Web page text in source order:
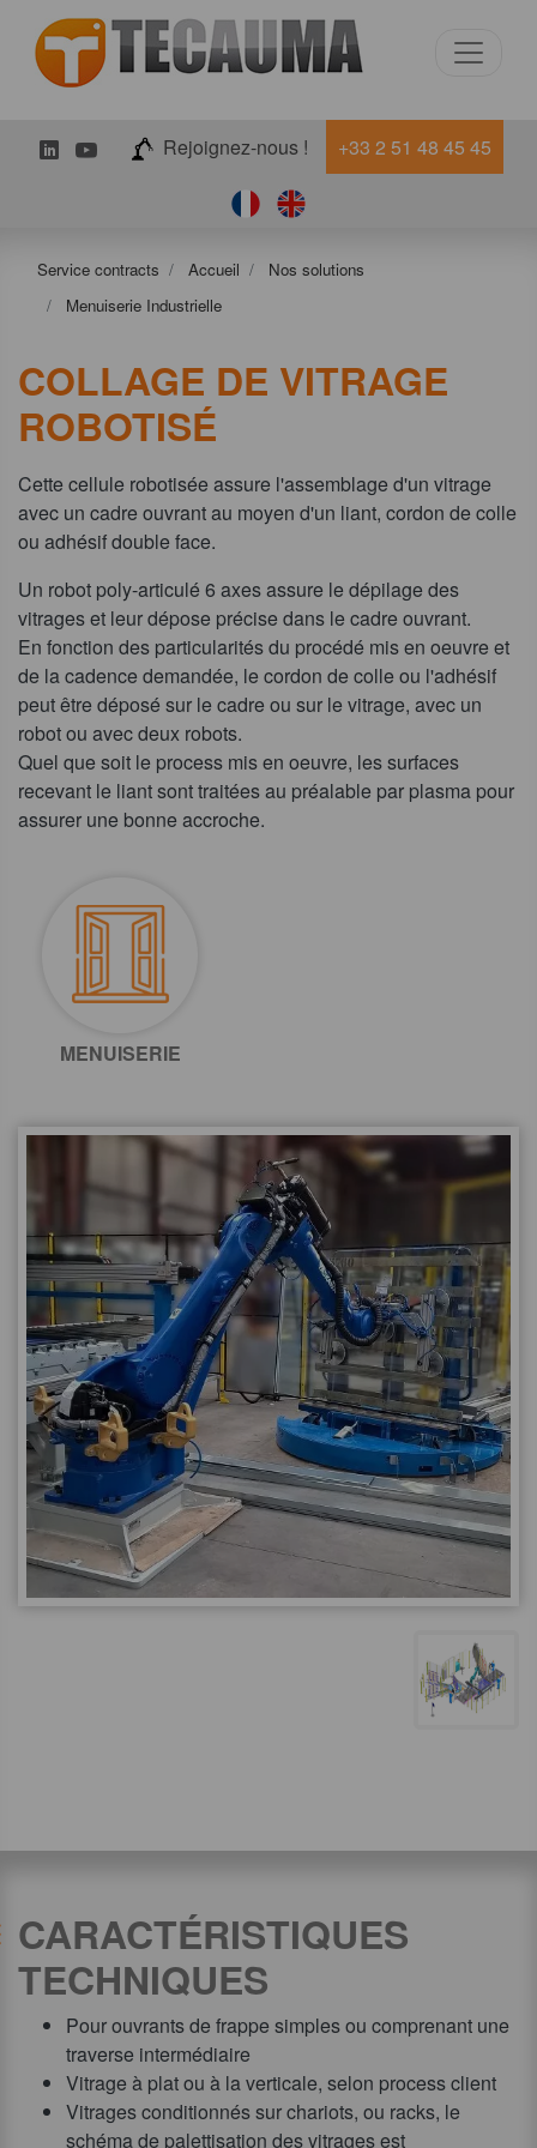
LinkedInYoutubeRejoignez-nous ! +33 2 51 48 45 45
Service contracts Accueil
Nos solutions
Menuiserie Industrielle
COLLAGE DE VITRAGE
ROBOTISÉ
Cette cellule robotisée assure l'assemblage d'un vitrage
avec un cadre ouvrant au moyen d'un liant, cordon de colle
ou adhésif double face.
Un robot poly-articulé 6 axes assure le dépilage des
vitrages et leur dépose précise dans le cadre ouvrant.
En fonction des particularités du procédé mis en oeuvre et
de la cadence demandée, le cordon de colle ou l'adhésif
peut être déposé sur le cadre ou sur le vitrage, avec un
robot ou avec deux robots.
Quel que soit le process mis en oeuvre, les surfaces
recevant le liant sont traitées au préalable par plasma pour
assurer une bonne accroche.
MENUISERIE
CARACTÉRISTIQUES
TECHNIQUES
Pour ouvrants de frappe simples ou comprenant une
traverse intermédiaire
Vitrage à plat ou à la verticale, selon process client
Vitrages conditionnés sur chariots, ou racks, le
schéma de palettisation des vitrages est